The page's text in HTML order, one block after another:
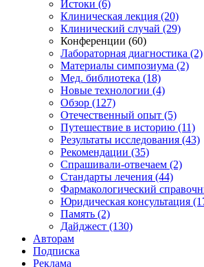
Истоки (6)
Клиническая лекция (20)
Клинический случай (29)
Конференции (60)
Лабораторная диагностика (2)
Материалы симпозиума (2)
Мед. библиотека (18)
Новые технологии (4)
Обзор (127)
Отечественный опыт (5)
Путешествие в историю (11)
Результаты исследования (43)
Рекомендации (35)
Спрашивали-отвечаем (2)
Стандарты лечения (44)
Фармакологический
Юридическая консультация
Память (2)
Дайджест (130)
Авторам
Подписка
Реклама